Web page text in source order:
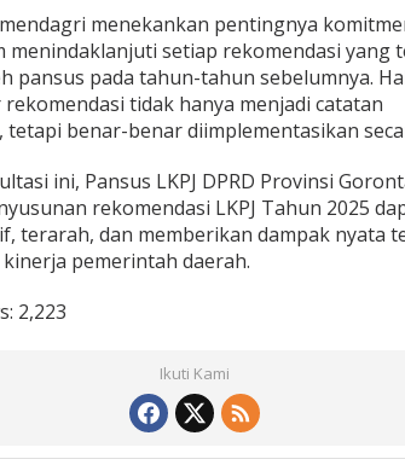
menekankan pentingnya
menindaklanjuti setiap rekomendasi yang
pansus pada tahun-tahun sebelumnya.
tidak hanya menjadi catatan
benar-benar diimplementasikan
ini, Pansus LKPJ DPRD Provinsi
rekomendasi LKPJ Tahun 2025
terarah, dan memberikan dampak nyata
pemerintah daerah.
2,223
Ikuti Kami